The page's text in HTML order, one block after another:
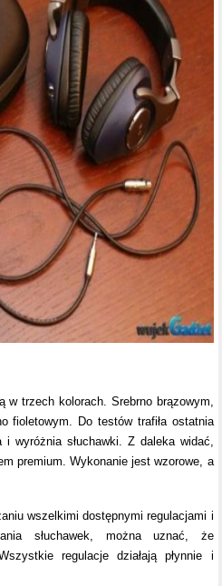
w trzech kolorach. Srebrno brązowym,
fioletowym. Do testów trafiła ostatnia
wyróżnia słuchawki. Z daleka widać,
premium. Wykonanie jest wzorowe, a
wszelkimi dostępnymi regulacjami i
słuchawek, można uznać, że
regulacje działają płynnie i